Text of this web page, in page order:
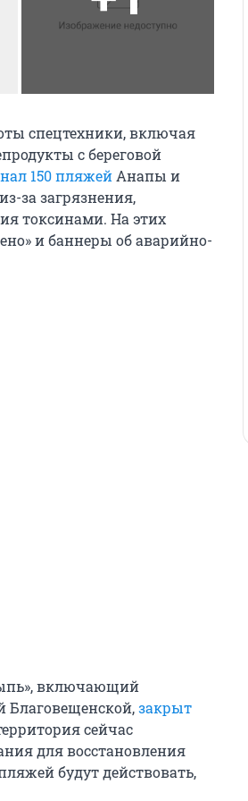
спецтехники, включая
с береговой
150 пляжей Анапы и
за загрязнения,
токсинами. На этих
и баннеры об аварийно-
включающий
Благовещенской,закрыт
сейчас
для восстановления
будут действовать,